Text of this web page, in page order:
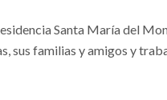
Santa María del
sus familias y amigos y